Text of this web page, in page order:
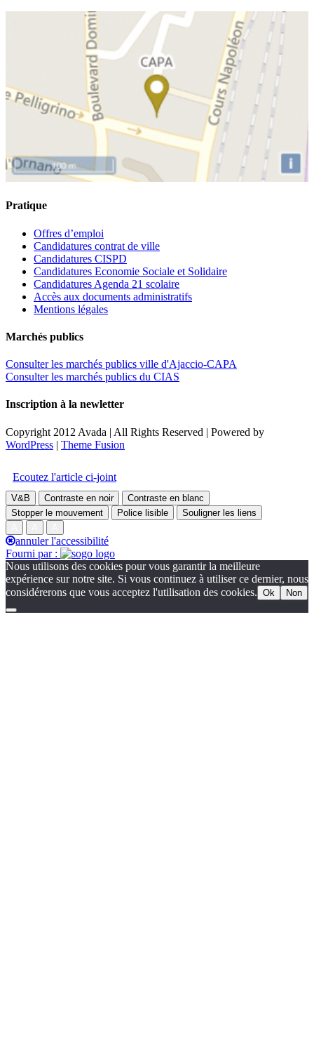
Pratique
Offres d’emploi
Candidatures contrat de ville
Candidatures CISPD
Candidatures Economie Sociale et Solidaire
Candidatures Agenda 21 scolaire
Accès aux documents administratifs
Mentions légales
Marchés publics
Consulter les marchés publics ville d'Ajaccio-CAPA
Consulter les marchés publics du CIAS
Inscription à la newletter
Copyright 2012 Avada | All Rights Reserved | Powered by
WordPress | Theme Fusion
Bar
Area
Ecoutez l'article ci-joint
V&B Contraste en noir
Contraste en blanc
Stopper le mouvement
Police lisible
Souligner les liens
annuler l'accessibilité
Fourni par :
Nous utilisons des cookies pour vous garantir la meilleure
expérience sur notre site. Si vous continuez à utiliser ce dernier, nous
considérerons que vous acceptez l'utilisation des cookies. Ok Non